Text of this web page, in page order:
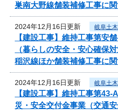
巣南大野線舗装補修工事に
2024年12月16日更新 岐阜土
【建設工事】維持工事第安
（暮らしの安全・安心確保
稲沢線ほか舗装補修工事に
2024年12月16日更新 岐阜土
【建設工事】維持工事第
災・安全交付金事業（交通